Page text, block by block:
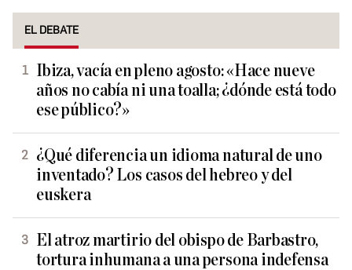
EL DEBATE
Ibiza, vacía en pleno agosto: «Hace nueve
años no cabía ni una toalla; ¿dónde está todo
ese público?»
¿Qué diferencia un idioma natural de uno
inventado? Los casos del hebreo y del
euskera
El atroz martirio del obispo de Barbastro,
tortura inhumana a una persona indefensa